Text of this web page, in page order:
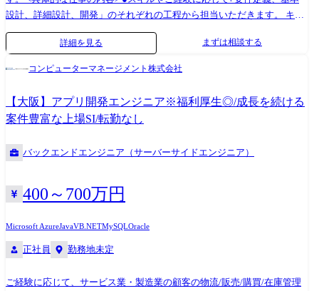
設計、詳細設計、開発」のそれぞれの工程から担当いただきます。 キャ
リアパスに合わせて、将来的には上流工程やリーダー業務をご担当頂く
やエンドユーザと直接折衝する場面も多く顧客折衝からリリースまで一
くがリモートワークを取り入れながら業務に従事しており、ワークライ
フバランスも保ちやすい環境です。 ※リモートワークの実施はハイブリ
ットも含みます。 【主な開発言語】 Java、PHP、.Net、JavaScript、C#、
詳細を見る まずは相談する
コンピューターマネージメント株式会社
【大阪】アプリ開発エンジニア※福利厚生◎/成長を続ける
案件豊富な上場SI/転勤なし
バックエンドエンジニア（サーバーサイドエンジニア）
400～700万円
Microsoft AzureJavaVB.NETMySQLOracle
正社員 勤務地未定
ご経験に応じて、サービス業・製造業の顧客の物流/販売/購買/在庫管理